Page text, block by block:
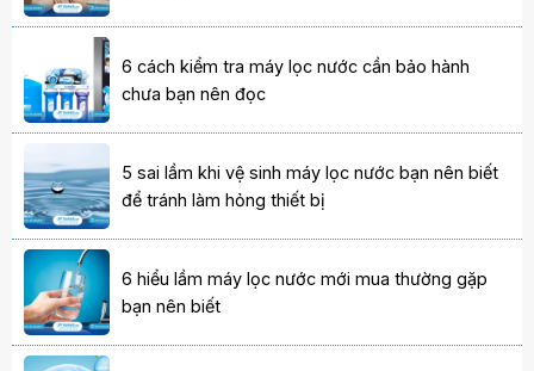
6 cách kiểm tra máy lọc nước cần bảo hành
chưa bạn nên đọc
5 sai lầm khi vệ sinh máy lọc nước bạn nên biết
để tránh làm hỏng thiết bị
6 hiểu lầm máy lọc nước mới mua thường gặp
bạn nên biết